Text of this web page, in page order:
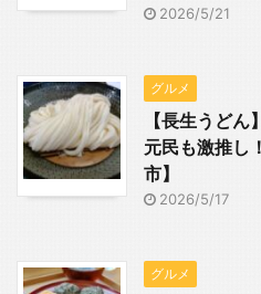
2026/5/21
グルメ
【長生うど
元民も激推し
市】
2026/5/17
グルメ